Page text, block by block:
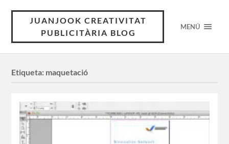
JUANJOOK CREATIVITAT
PUBLICITÀRIA BLOG
MENÚ
Etiqueta: maquetació